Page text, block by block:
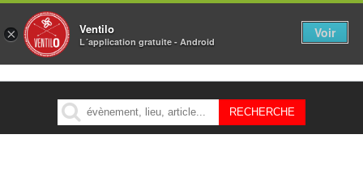
MENU
× Ventilo
L´application gratuite - Android
Voir